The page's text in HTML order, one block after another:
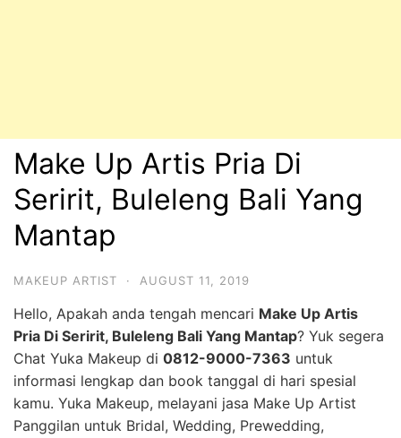
Make Up Artis Pria Di
Seririt, Buleleng Bali Yang
Mantap
MAKEUP ARTIST · AUGUST 11, 2019
Hello, Apakah anda tengah mencari Make Up Artis
Pria Di Seririt, Buleleng Bali Yang Mantap? Yuk segera
Chat Yuka Makeup di 0812-9000-7363 untuk
informasi lengkap dan book tanggal di hari spesial
kamu. Yuka Makeup, melayani jasa Make Up Artist
Panggilan untuk Bridal, Wedding, Prewedding,